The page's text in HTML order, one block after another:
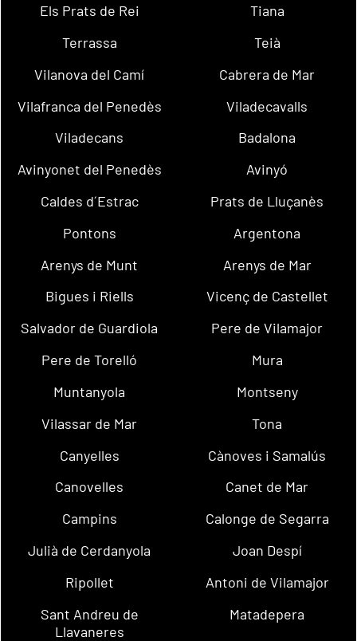
Els Prats de Rei
Tiana
Terrassa
Teià
Vilanova del Camí
Cabrera de Mar
Vilafranca del Penedès
Viladecavalls
Viladecans
Badalona
Avinyonet del Penedès
Avinyó
Caldes d´Estrac
Prats de Lluçanès
Pontons
Argentona
Arenys de Munt
Arenys de Mar
Bigues i Riells
Vicenç de Castellet
Salvador de Guardiola
Pere de Vilamajor
Pere de Torelló
Mura
Muntanyola
Montseny
Vilassar de Mar
Tona
Canyelles
Cànoves i Samalús
Canovelles
Canet de Mar
Campins
Calonge de Segarra
Julià de Cerdanyola
Joan Despí
Ripollet
Antoni de Vilamajor
Sant Andreu de
Llavaneres
Matadepera